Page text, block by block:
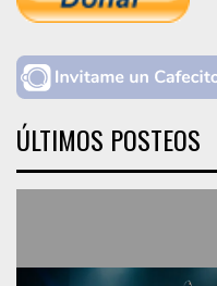
ÚLTIMOS POSTEOS